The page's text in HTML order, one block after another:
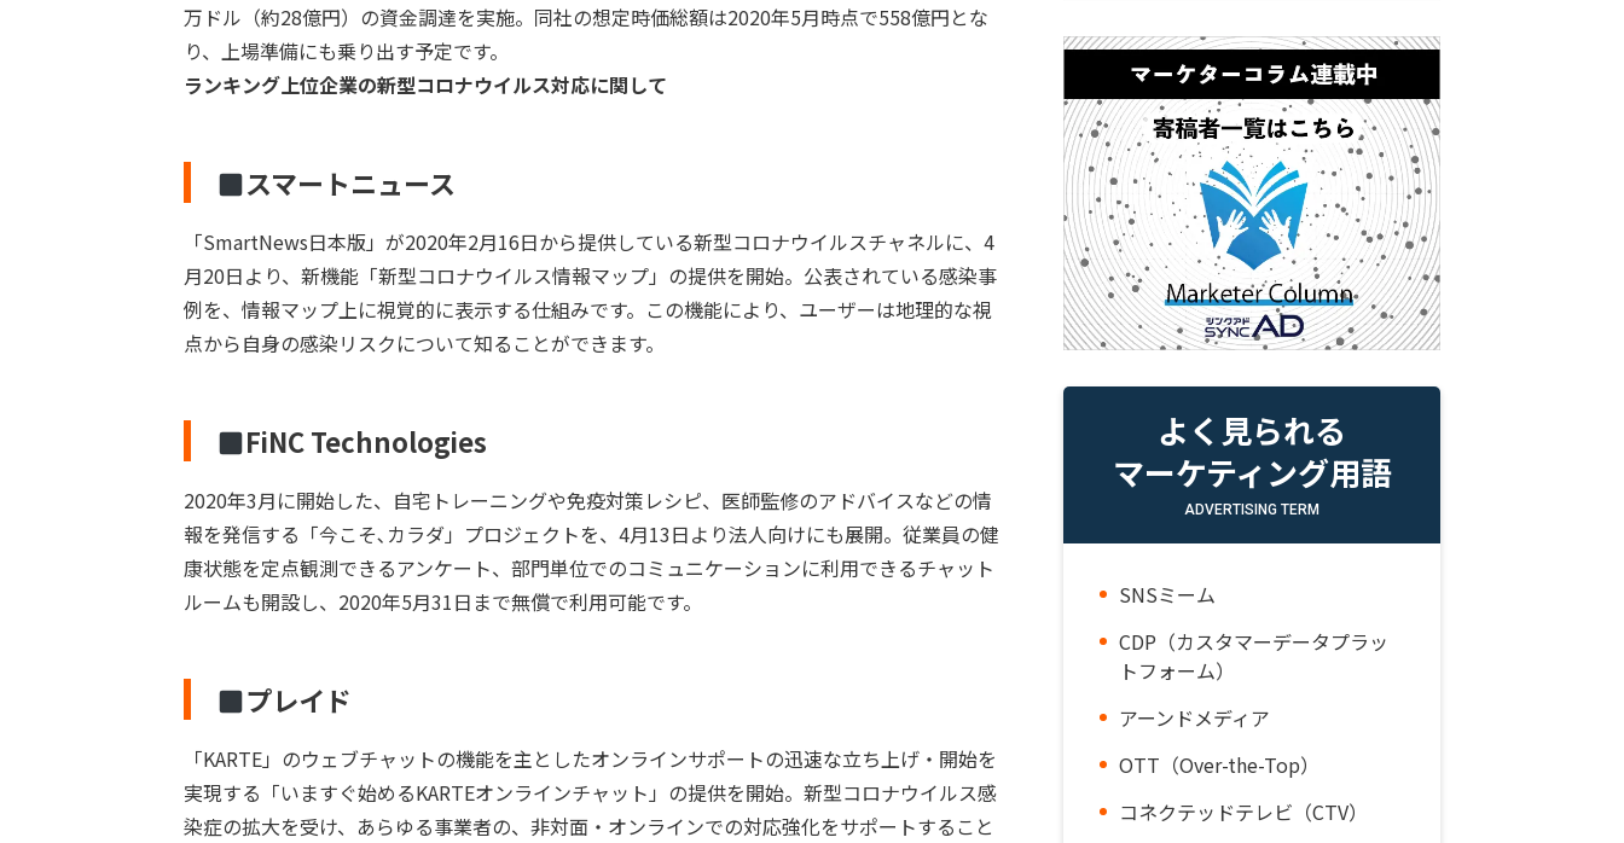
万ドル（約28億円）の資金調達を実施。同社の想定時価総額は2020年5月時点で558億円とな
り、上場準備にも乗り出す予定です。
ランキング上位企業の新型コロナウイルス対応に関して
スマートニュース
「SmartNews日本版」が2020年2月16日から提供している新型コロナウイルスチャネルに、4
月20日より、新機能「新型コロナウイルス情報マップ」の提供を開始。公表されている感染事
例を、情報マップ上に視覚的に表示する仕組みです。この機能により、ユーザーは地理的な視
点から自身の感染リスクについて知ることができます。
FiNC Technologies
2020年3月に開始した、自宅トレーニングや免疫対策レシピ、医師監修のアドバイスなどの情
報を発信する「今こそ､カラダ」プロジェクトを、4月13日より法人向けにも展開。従業員の健
康状態を定点観測できるアンケート、部門単位でのコミュニケーションに利用できるチャット
ルームも開設し、2020年5月31日まで無償で利用可能です。
プレイド
「KARTE」のウェブチャットの機能を主としたオンラインサポートの迅速な立ち上げ・開始を
実現する「いますぐ始めるKARTEオンラインチャット」の提供を開始。新型コロナウイルス感
染症の拡大を受け、あらゆる事業者の、非対面・オンラインでの対応強化をサポートすること
よく見られる
マーケティング用語
ADVERTISING TERM
SNSミーム
CDP（カスタマーデータプラッ
トフォーム）
アーンドメディア
OTT（Over-the-Top）
コネクテッドテレビ（CTV）